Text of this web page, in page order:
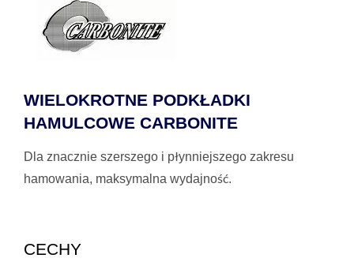
WIELOKROTNE PODKŁADKI
HAMULCOWE CARBONITE
Dla znacznie szerszego i płynniejszego zakresu
hamowania, maksymalna wydajność.
CECHY